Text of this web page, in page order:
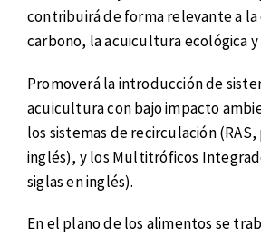
contribuirá de forma relevante a
carbono, la acuicultura ecológica
Promoverá la introducción de
acuicultura con bajo impacto
los sistemas de recirculación (RAS,
inglés), y los Multitróficos
siglas en inglés).
En el plano de los alimentos se